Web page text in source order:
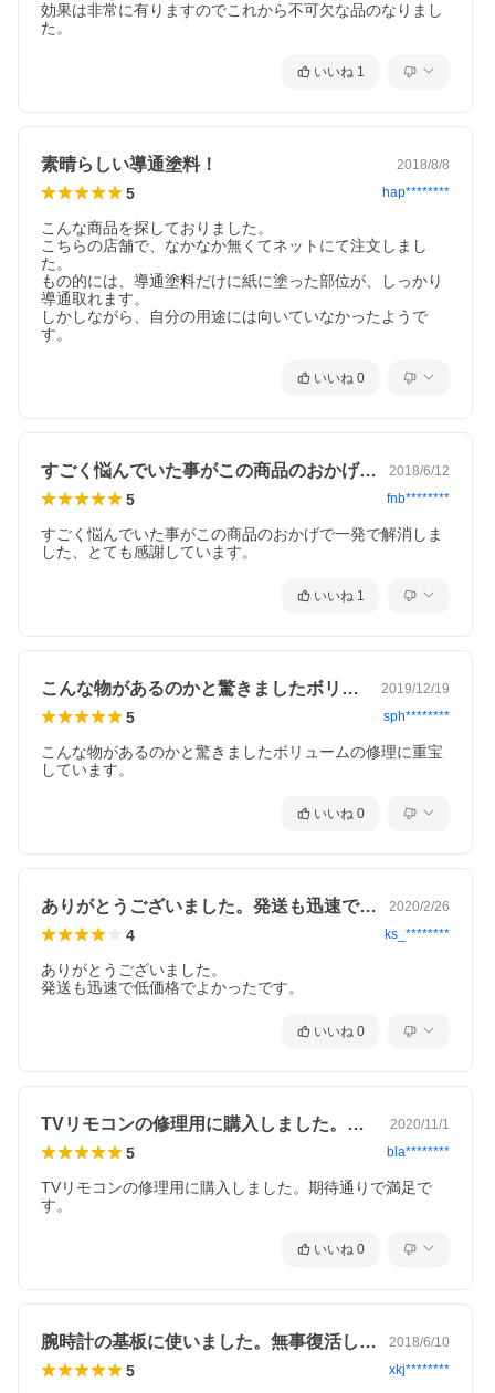
効果は非常に有りますのでこれから不可欠な品のなりまし
た。
いいね 1
素晴らしい導通塗料！ 2018/8/8
5 hap********
こんな商品を探しておりました。
こちらの店舗で、なかなか無くてネットにて注文しまし
た。
もの的には、導通塗料だけに紙に塗った部位が、しっかり
導通取れます。
しかしながら、自分の用途には向いていなかったようで
す。
いいね 0
すごく悩んでいた事がこの商品のおかげで… 2018/6/12
5 fnb********
すごく悩んでいた事がこの商品のおかげで一発で解消しま
した、とても感謝しています。
いいね 1
こんな物があるのかと驚きましたボリュー… 2019/12/19
5 sph********
こんな物があるのかと驚きましたボリュームの修理に重宝
しています。
いいね 0
ありがとうございました。発送も迅速で低… 2020/2/26
4 ks_********
ありがとうございました。
発送も迅速で低価格でよかったです。
いいね 0
TVリモコンの修理用に購入しました。期… 2020/11/1
5 bla********
TVリモコンの修理用に購入しました。期待通りで満足で
す。
いいね 0
腕時計の基板に使いました。無事復活しま… 2018/6/10
5 xkj********